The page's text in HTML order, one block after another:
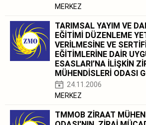
MERKEZ
TARIMSAL YAYIM VE
EĞİTİMİ DÜZENLEME
VERİLMESİNE VE
EĞİTİMLERİNE DAİR
ESASLARI’NA İLİŞKİN
MÜHENDİSLERİ ODASI
24.11.2006
MERKEZ
TMMOB ZİRAAT